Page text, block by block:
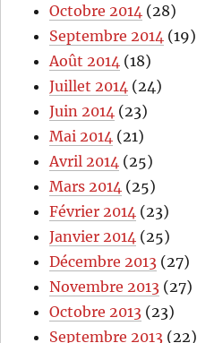
Octobre 2014 (28)
Septembre 2014 (19)
Août 2014 (18)
Juillet 2014 (24)
Juin 2014 (23)
Mai 2014 (21)
Avril 2014 (25)
Mars 2014 (25)
Février 2014 (23)
Janvier 2014 (25)
Décembre 2013 (27)
Novembre 2013 (27)
Octobre 2013 (23)
Septembre 2013 (22)